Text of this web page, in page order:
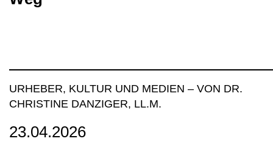
URHEBER, KULTUR UND MEDIEN – VON DR.
CHRISTINE DANZIGER, LL.M.
23.04.2026